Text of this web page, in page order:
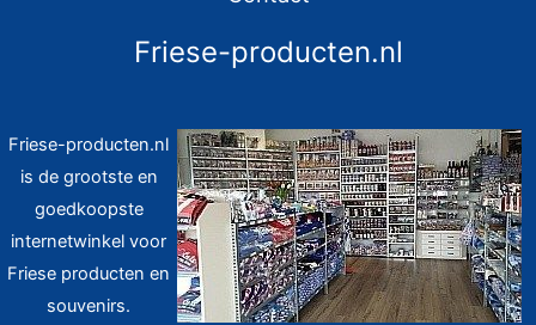
Friese-producten.nl
Friese-producten.nl
is de grootste en
goedkoopste
internetwinkel voor
Friese producten en
souvenirs.